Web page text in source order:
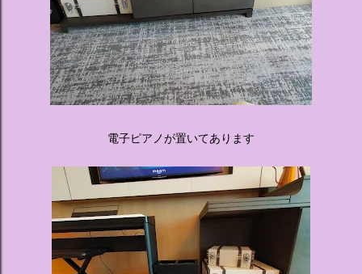
電子ピアノが置いてあります